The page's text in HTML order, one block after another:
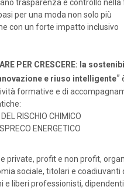
trasparenza e controllo nella
per una moda non solo più
con un forte impatto inclusivo
PER CRESCERE: la
e riuso intelligente”
formative e di
RISCHIO CHIMICO
ENERGETICO
private, profit e non profit,
sociale, titolari e coadiuvanti
e liberi professionisti,